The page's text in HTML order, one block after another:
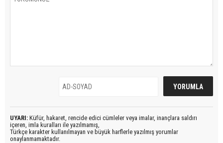
UYARI: Küfür, hakaret, rencide edici cümleler veya imalar, inançlara saldırı
içeren, imla kuralları ile yazılmamış,
Türkçe karakter kullanılmayan ve büyük harflerle yazılmış yorumlar
onaylanmamaktadır.